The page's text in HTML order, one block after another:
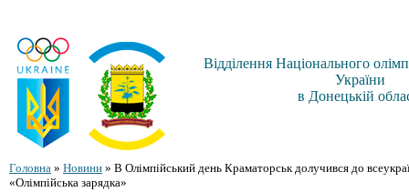
Відділення Національного
України
в Донецькій
Головна » Новини » В Олімпійський день Краматорськ долучився до
«Олімпійська зарядка»